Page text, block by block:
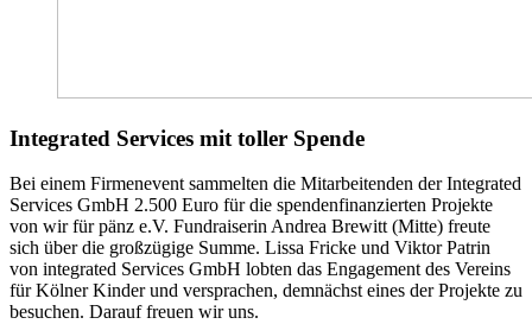
Integrated Services mit toller Spende
Bei einem Firmenevent sammelten die Mitarbeitenden der Integrated
Services GmbH 2.500 Euro für die spendenfinanzierten Projekte
von wir für pänz e.V. Fundraiserin Andrea Brewitt (Mitte) freute
sich über die großzügige Summe. Lissa Fricke und Viktor Patrin
von integrated Services GmbH lobten das Engagement des Vereins
für Kölner Kinder und versprachen, demnächst eines der Projekte zu
besuchen. Darauf freuen wir uns.